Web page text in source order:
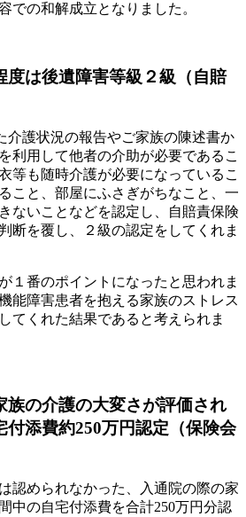
での和解成立となりました。
度は後遺障害等級２級（自賠
介護状況の報告やご家族の陳述書か
利用して他者の介助が必要であるこ
等も随時介護が必要になっているこ
こと、部屋にふさぎがちなこと、一
ないことなどを認定し、自賠責保険
断を覆し、２級の認定をしてくれま
１番のポイントになったと思われま
能障害患者を抱える家族のストレス
てくれた結果であると考えられま
族の介護の大変さが評価され
付添費約250万円認定（保険会
認められなかった、入通院の際の家
中の自宅付添費を合計250万円分認